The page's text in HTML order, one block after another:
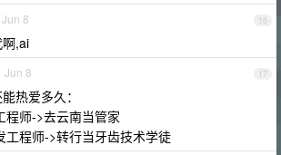
16
Jun 8
,ai
17
Jun 8
热爱多久：
程师->去云南当管家
工程师->转行当牙齿技术学徒